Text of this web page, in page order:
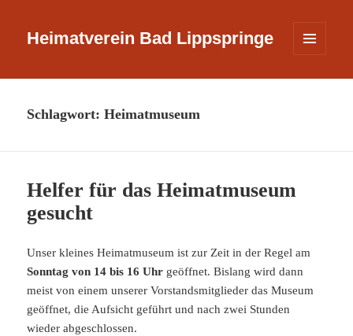
Heimatverein Bad Lippspringe
WIDGETS
Schlagwort:Heimatmuseum
Helfer für das Heimatmuseum
gesucht
Unser kleines Heimatmuseum ist zur Zeit in der Regel am
Sonntag von 14 bis 16 Uhr geöffnet. Bislang wird dann
meist von einem unserer Vorstandsmitglieder das Museum
geöffnet, die Aufsicht geführt und nach zwei Stunden
wieder abgeschlossen.